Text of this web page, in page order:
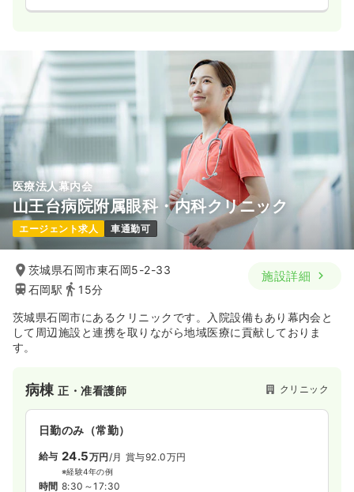
医療法人幕内会
山王台病院附属眼科・内科クリニック
エージェント求人 車通勤可
茨城県石岡市東石岡5-2-33
石岡駅
15分
施設詳細
茨城県石岡市にあるクリニックです。入院設備もあり幕内会と
して周辺施設と連携を取りながら地域医療に貢献しておりま
す。
病棟正・准看護師 クリニック
日勤のみ（常勤）
給与 24.5万円 /月 賞与92.0万円
※経験4年の例
時間 8:30～17:30